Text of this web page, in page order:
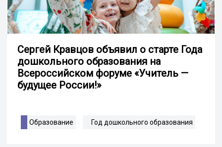
Сергей Кравцов объявил о старте Года
дошкольного образования на
Всероссийском форуме «Учитель —
будущее России!»
Образование Год дошкольного образования